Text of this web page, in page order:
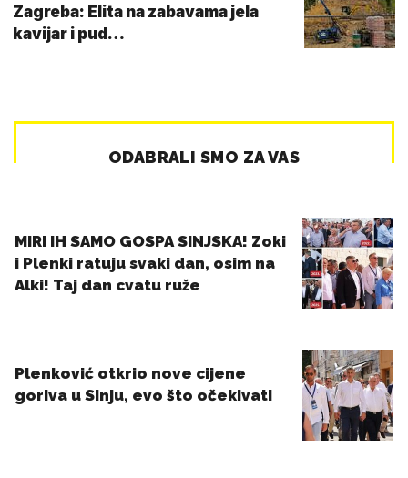
Zagreba: Elita na zabavama jela
kavijar i pud…